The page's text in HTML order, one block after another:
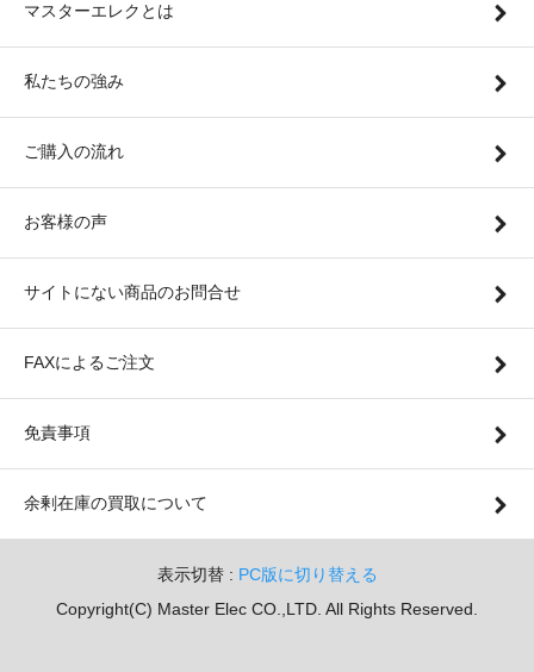
マスターエレクとは
私たちの強み
ご購入の流れ
お客様の声
サイトにない商品のお問合せ
FAXによるご注文
免責事項
余剰在庫の買取について
表示切替 : PC版に切り替える
Copyright(C) Master Elec CO.,LTD. All Rights Reserved.